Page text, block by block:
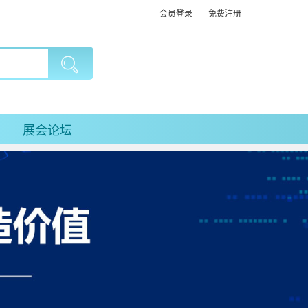
会员登录 免费注册
展会论坛